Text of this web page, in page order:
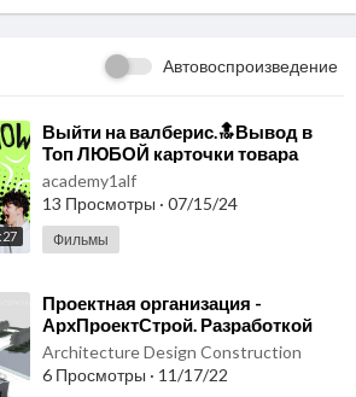
Автовоспроизведение
⁣Выйти на валберис.🔝Вывод в
Топ ЛЮБОЙ карточки товара
Вайлдберриз, Озон, Яндекс
Маркет.
academy1alf
13 Просмотры · 07/15/24
Фильмы
⁣Проектная организация -
АрхПроектСтрой. Разработкой
проектов любой сложности
Architecture Design Construction
6 Просмотры · 11/17/22